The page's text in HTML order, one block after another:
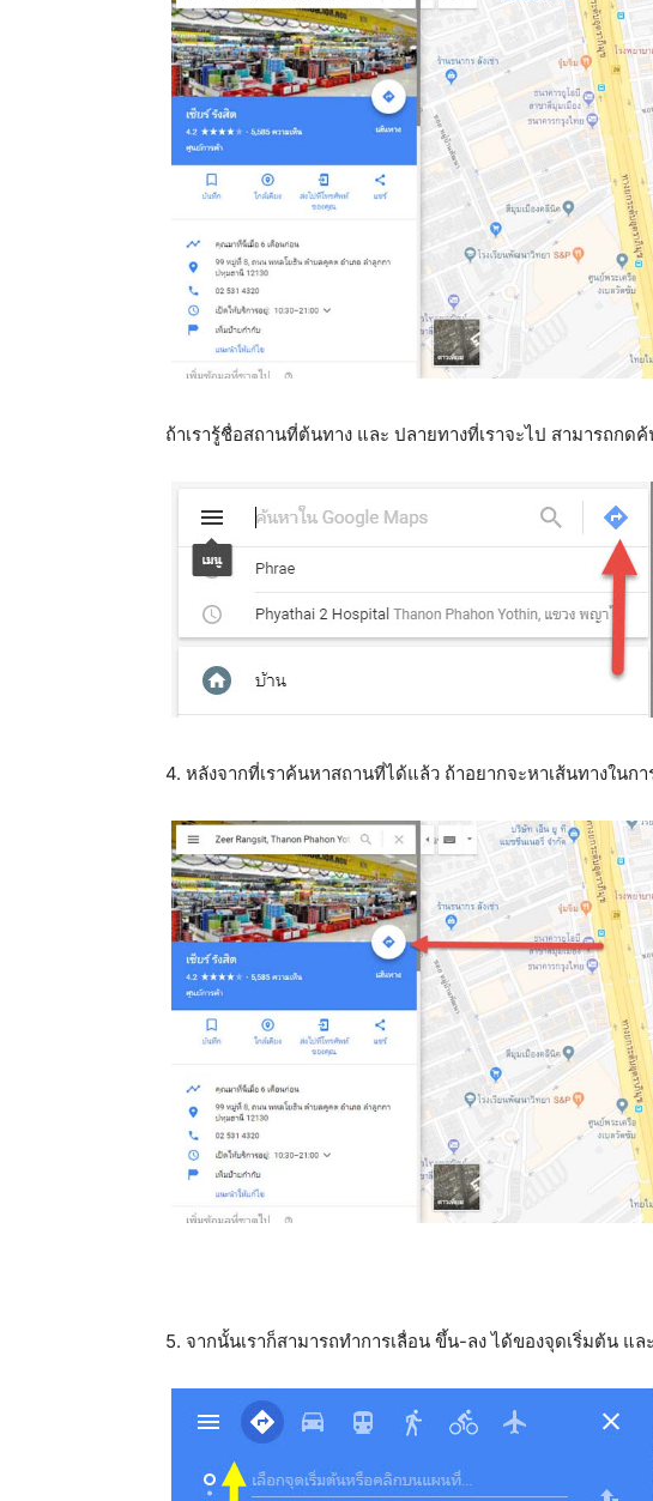
ถ้าเรารู้ชื่อสถานที่ต้นทาง และ ปลายทางที่เราจะไป สามารถกดค้
4. หลังจากที่เราค้นหาสถานที่ได้แล้ว ถ้าอยากจะหาเส้นทางในก
5. จากนั้นเราก็สามารถทำการเลื่อน ขึ้น-ลง ได้ของจุดเริ่มต้น แ